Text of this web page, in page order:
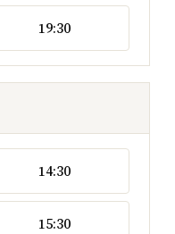
19:30
14:30
15:30